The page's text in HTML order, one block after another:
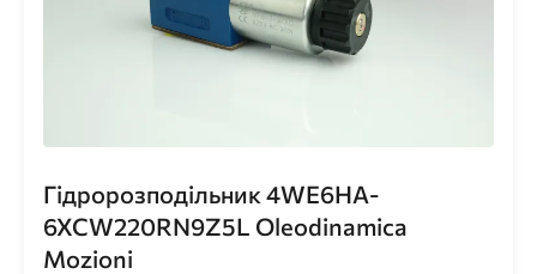
Гідророзподільник 4WE6HA-
6XCW220RN9Z5L Oleodinamica
Mozioni